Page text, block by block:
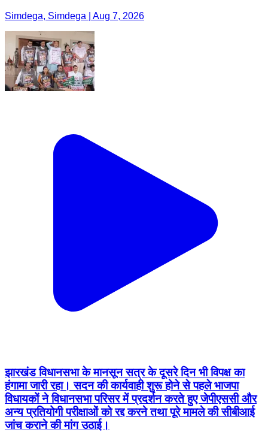
Simdega, Simdega | Aug 7, 2026
झारखंड विधानसभा के मानसून सत्र के दूसरे दिन भी विपक्ष का
हंगामा जारी रहा। सदन की कार्यवाही शुरू होने से पहले भाजपा
विधायकों ने विधानसभा परिसर में प्रदर्शन करते हुए जेपीएससी और
अन्य प्रतियोगी परीक्षाओं को रद्द करने तथा पूरे मामले की सीबीआई
जांच कराने की मांग उठाई।